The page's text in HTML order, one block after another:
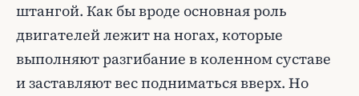
штангой. Как бы вроде основная роль
двигателей лежит на ногах, которые
выполняют разгибание в коленном суставе
и заставляют вес подниматься вверх. Но